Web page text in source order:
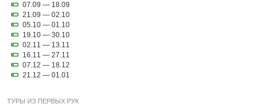
07.09 — 18.09
21.09 — 02.10
05.10 — 01.10
19.10 — 30.10
02.11 — 13.11
16.11 — 27.11
07.12 — 18.12
21.12 — 01.01
ТУРЫ ИЗ ПЕРВЫХ РУК